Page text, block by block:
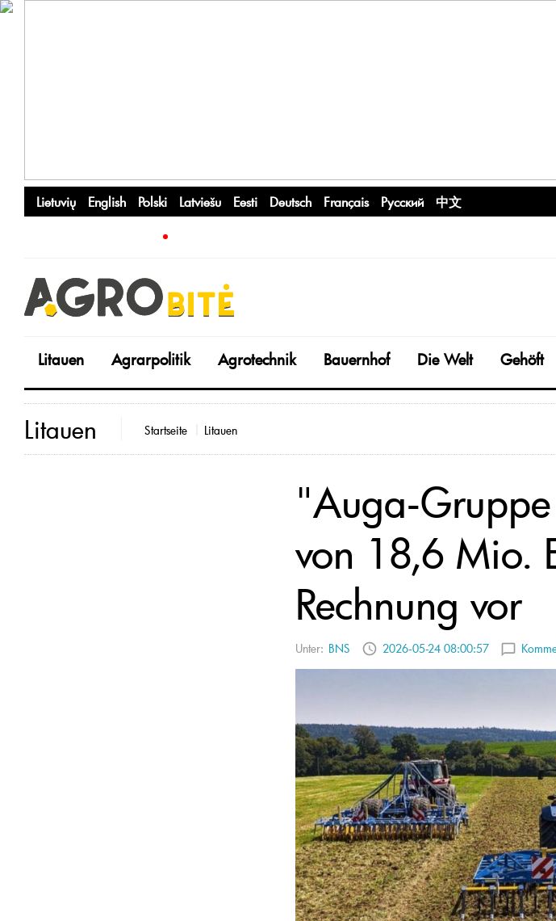
Lietuvių English Polski Latviešu Eesti Deutsch Français Русский 中文
Litauen Agrarpolitik Agrotechnik Bauernhof Die Welt Gehöft
Litauen Startseite Litauen
"Auga-
von 18,6 Mio.
Rechnung vor
Unter: BNS 2026-05-24 08:00:57